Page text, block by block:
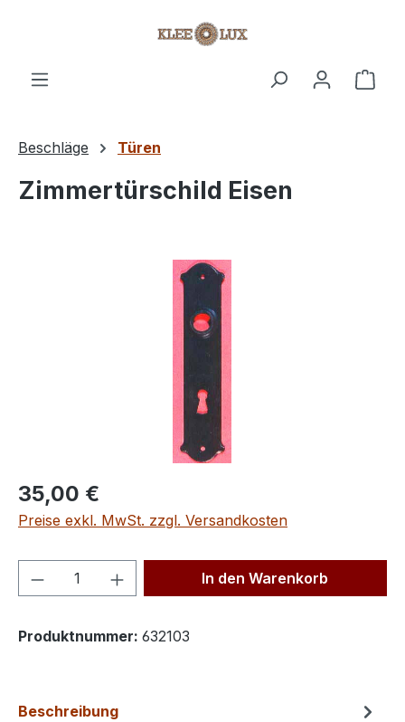
Beschläge Türen
Zimmertürschild Eisen
Regulärer Preis:
35,00 €
Preise exkl. MwSt. zzgl. Versandkosten
Produkt Anzahl: Gib denIn den Warenkorb
Produktnummer: 632103
Beschreibung